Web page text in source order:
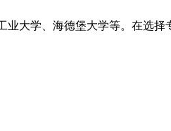
大学、海德堡大学等。在选择